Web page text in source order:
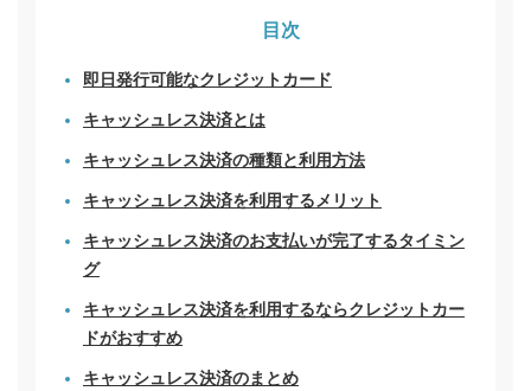
目次
即日発行可能なクレジットカード
キャッシュレス決済とは
キャッシュレス決済の種類と利用方法
キャッシュレス決済を利用するメリット
キャッシュレス決済のお支払いが完了するタイミン
グ
キャッシュレス決済を利用するならクレジットカー
ドがおすすめ
キャッシュレス決済のまとめ